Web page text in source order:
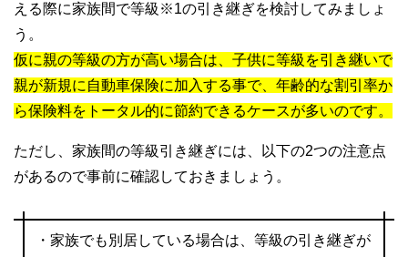
える際に家族間で等級※1の引き継ぎを検討してみましょ
う。
仮に親の等級の方が高い場合は、子供に等級を引き継いで
親が新規に自動車保険に加入する事で、年齢的な割引率か
ら保険料をトータル的に節約できるケースが多いのです。
ただし、家族間の等級引き継ぎには、以下の2つの注意点
があるので事前に確認しておきましょう。
・家族でも別居している場合は、等級の引き継ぎが